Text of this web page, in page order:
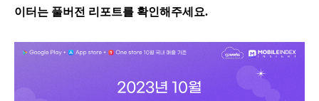
이터는 풀버전 리포트를 확인해주세요.